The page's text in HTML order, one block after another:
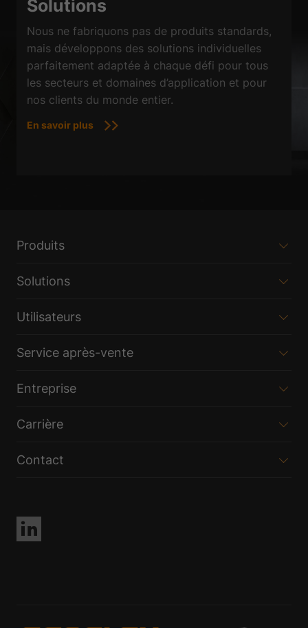
Solutions
Nous ne fabriquons pas de produits standards,
mais développons des solutions individuelles
parfaitement adaptée à chaque défi pour tous
les secteurs et domaines d’application et pour
nos clients du monde entier.
En savoir plus
Produits
Solutions
Utilisateurs
Service après-vente
Entreprise
Carrière
Contact